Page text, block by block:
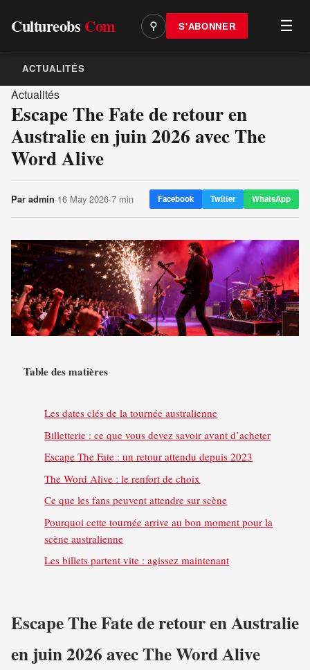
Cultureobs Com ⚲ S'ABONNER ☰
ACTUALITÉS
Actualités
Escape The Fate de retour en
Australie en juin 2026 avec The
Word Alive
Par admin·16 May 2026·7 min Facebook Twitter WhatsApp
Table des matières
Les dates clés de la tournée australienne
Billetterie : ce que vous devez savoir avant d’acheter
Escape The Fate : un retour attendu depuis 2023
The Word Alive : le renfort de choix
Ce que les fans peuvent attendre sur scène
Pourquoi cette tournée arrive au bon moment pour la
scène australienne
Les billets partent vite : agissez maintenant
Escape The Fate de retour en Australie
en juin 2026 avec The Word Alive